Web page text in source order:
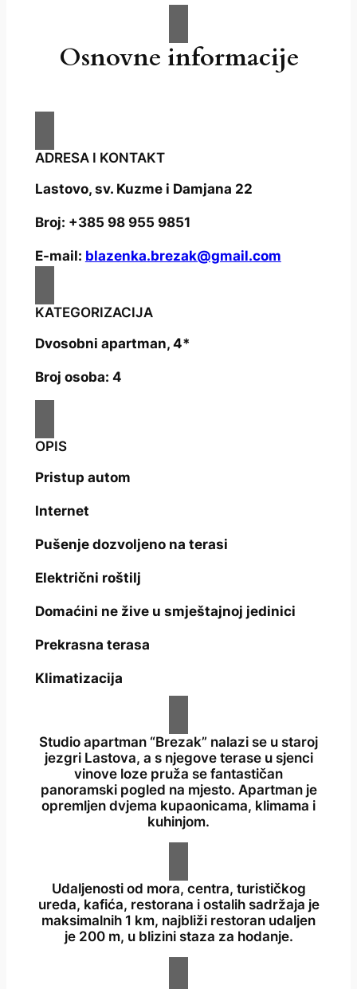
Osnovne informacije
ADRESA I KONTAKT
Lastovo, sv. Kuzme i Damjana 22
Broj: +385 98 955 9851
E-mail: blazenka.brezak@gmail.com
KATEGORIZACIJA
Dvosobni apartman, 4*
Broj osoba: 4
OPIS
Pristup autom
Internet
Pušenje dozvoljeno na terasi
Električni roštilj
Domaćini ne žive u smještajnoj jedinici
Prekrasna terasa
Klimatizacija
Studio apartman “Brezak” nalazi se u staroj
jezgri Lastova, a s njegove terase u sjenci
vinove loze pruža se fantastičan
panoramski pogled na mjesto. Apartman je
opremljen dvjema kupaonicama, klimama i
kuhinjom.
Udaljenosti od mora, centra, turističkog
ureda, kafića, restorana i ostalih sadržaja je
maksimalnih 1 km, najbliži restoran udaljen
je 200 m, u blizini staza za hodanje.